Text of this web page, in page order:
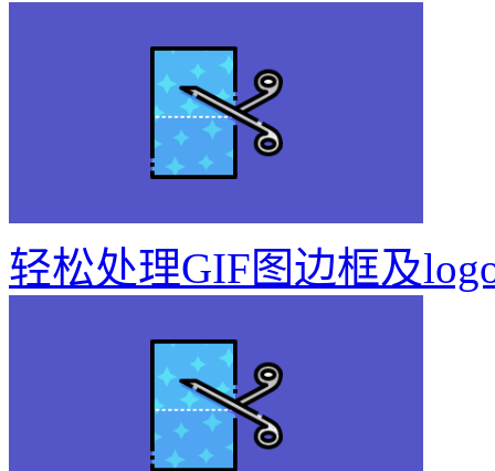
轻松处理GIF图边框及